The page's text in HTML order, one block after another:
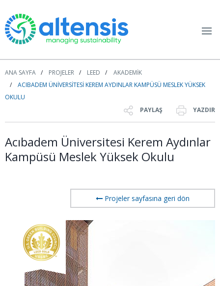
ANA SAYFA PROJELER LEED
AKADEMIK
ACIBADEM ÜNIVERSITESI KEREM AYDINLAR KAMPÜSÜ MESLEK YÜKSEK
OKULU
PAYLAŞ
YAZDIR
Acıbadem Üniversitesi Kerem Aydınlar
Kampüsü Meslek Yüksek Okulu
Projeler sayfasına geri dön